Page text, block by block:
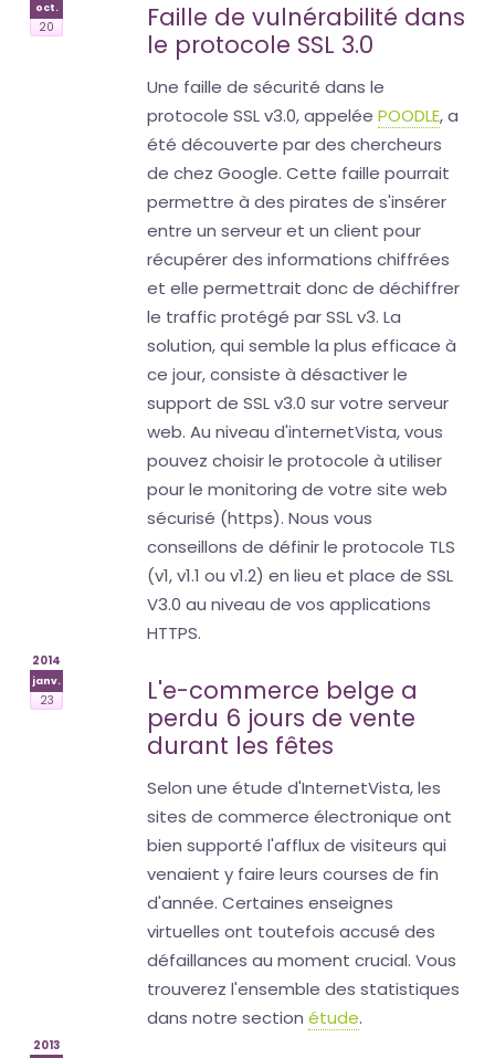
oct.
20
Faille de vulnérabilité dans
le protocole SSL 3.0
Une faille de sécurité dans le
protocole SSL v3.0, appelée POODLE, a
été découverte par des chercheurs
de chez Google. Cette faille pourrait
permettre à des pirates de s'insérer
entre un serveur et un client pour
récupérer des informations chiffrées
et elle permettrait donc de déchiffrer
le traffic protégé par SSL v3. La
solution, qui semble la plus efficace à
ce jour, consiste à désactiver le
support de SSL v3.0 sur votre serveur
web. Au niveau d'internetVista, vous
pouvez choisir le protocole à utiliser
pour le monitoring de votre site web
sécurisé (https). Nous vous
conseillons de définir le protocole TLS
(v1, v1.1 ou v1.2) en lieu et place de SSL
V3.0 au niveau de vos applications
HTTPS.
2014
janv.
23
L'e-commerce belge a
perdu 6 jours de vente
durant les fêtes
Selon une étude d'InternetVista, les
sites de commerce électronique ont
bien supporté l'afflux de visiteurs qui
venaient y faire leurs courses de fin
d'année. Certaines enseignes
virtuelles ont toutefois accusé des
défaillances au moment crucial. Vous
trouverez l'ensemble des statistiques
dans notre section étude.
2013